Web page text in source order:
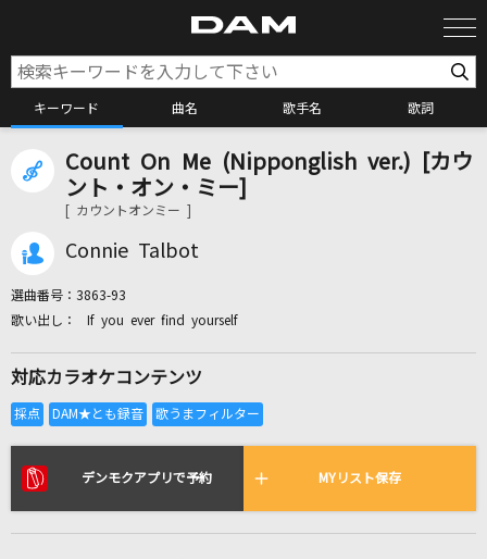
キーワード 曲名 歌手名 歌詞
カラオケ検索
カラオケ店舗検索
カラオケリクエスト
リアルタイムで歌われている曲の一覧
くちべにグラス
Count On Me (Nipponglish ver.) [カウ
ント・オン・ミー]
[ カウントオンミー ]
Connie Talbot
選曲番号： 3863-93
If you ever find yourself
対応カラオケコンテンツ
デンモクアプリで予約 MYリスト保存